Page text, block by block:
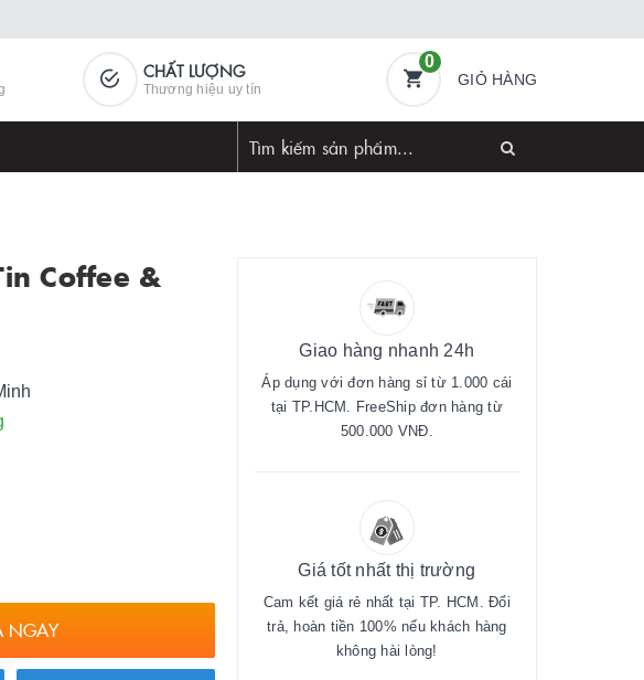
CHẤT LƯỢNG
Thương hiệu uy tín
0
GIỎ HÀNG
Coffee &
NGAY
Giao hàng nhanh 24h
Áp dụng với đơn hàng sỉ từ 1.000 cái
tại TP.HCM. FreeShip đơn hàng từ
500.000 VNĐ.
Giá tốt nhất thị trường
Cam kết giá rẻ nhất tại TP. HCM. Đổi
trả, hoàn tiền 100% nếu khách hàng
không hài lòng!